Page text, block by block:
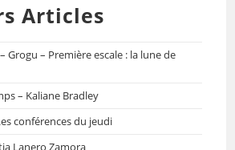
Articles
Grogu – Première escale : la lune de
– Kaliane Bradley
conférences du jeudi
Lanero Zamora